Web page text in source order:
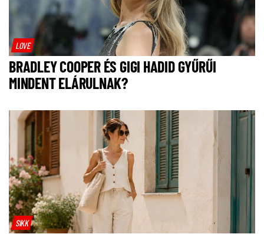
LOVE
BRADLEY COOPER ÉS GIGI HADID GYŰRŰI
MINDENT ELÁRULNAK?
SIKK